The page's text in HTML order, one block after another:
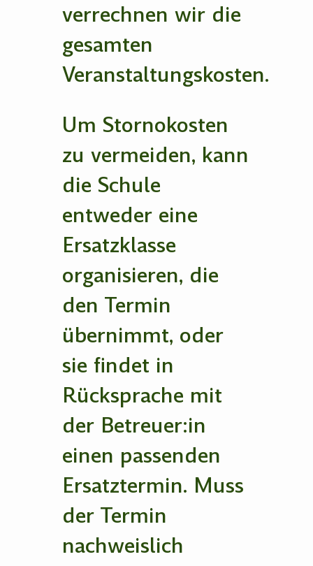
verrechnen wir die
gesamten
Veranstaltungskosten.
Um Stornokosten
zu vermeiden, kann
die Schule
entweder eine
Ersatzklasse
organisieren, die
den Termin
übernimmt, oder
sie findet in
Rücksprache mit
der Betreuer:in
einen passenden
Ersatztermin. Muss
der Termin
nachweislich